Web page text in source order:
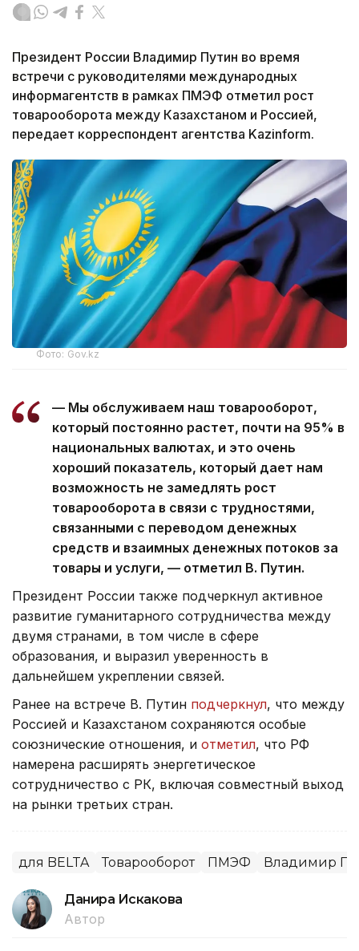
Президент России Владимир Путин во время
встречи с руководителями международных
информагентств в рамках ПМЭФ отметил рост
товарооборота между Казахстаном и Россией,
передает корреспондент агентства Kazinform.
Фото: Gov.kz
— Мы обслуживаем наш товарооборот,
который постоянно растет, почти на 95% в
национальных валютах, и это очень
хороший показатель, который дает нам
возможность не замедлять рост
товарооборота в связи с трудностями,
связанными с переводом денежных
средств и взаимных денежных потоков за
товары и услуги, — отметил В. Путин.
Президент России также подчеркнул активное
развитие гуманитарного сотрудничества между
двумя странами, в том числе в сфере
образования, и выразил уверенность в
дальнейшем укреплении связей.
Ранее на встрече В. Путин подчеркнул, что между
Россией и Казахстаном сохраняются особые
союзнические отношения, и отметил, что РФ
намерена расширять энергетическое
сотрудничество с РК, включая совместный выход
на рынки третьих стран.
для BELTA Товарооборот ПМЭФ Владимир
Данира Искакова
Автор